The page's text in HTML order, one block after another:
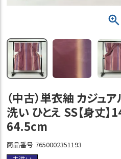
（中古）単衣紬 カジュ
洗い ひとえ SS【身丈】
64.5cm
商品番号 7650002351193